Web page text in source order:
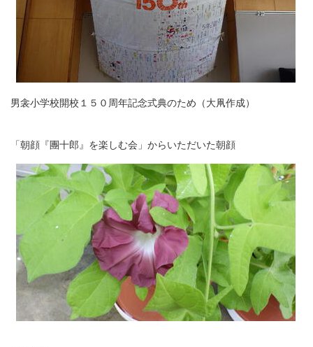
男衾小学校開校１５０周年記念式典のため（大凧作成）
「朝顔『團十郎』を楽しむ会」からいただいた朝顔